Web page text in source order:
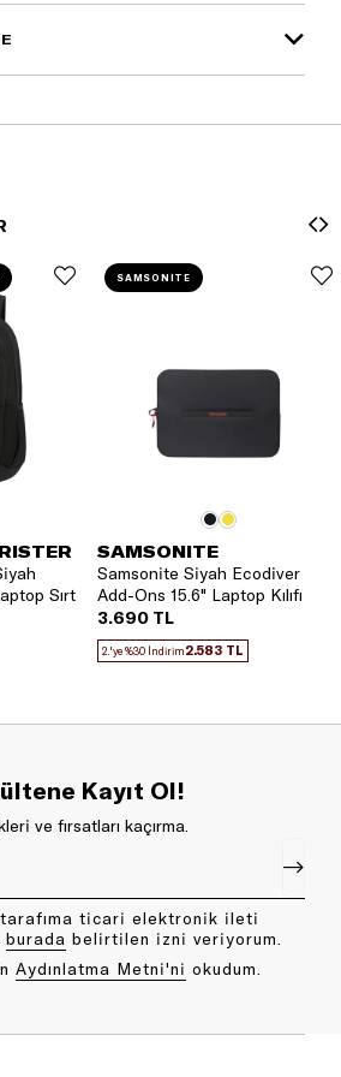
Sırt
SAMSONITE
Samsonite Siyah Ecodiver
Add-Ons 15.6" Laptop Kılıfı
3.690 TL
2.'ye %30 İndirim2.583 TL
SAMSONITE
Kayıt Ol!
ve fırsatları kaçırma.
ticari elektronik ileti
bu rada belirtilen izni veriyorum.
Aydınlatma Metni'ni okudum.